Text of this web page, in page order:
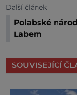
Další článek
Polabské
Labem
SOUVISEJÍCÍ